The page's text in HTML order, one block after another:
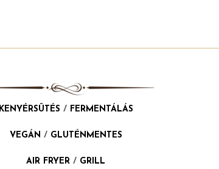
KENYÉRSÜTÉS / FERMENTÁLÁS
VEGÁN / GLUTÉNMENTES
AIR FRYER / GRILL